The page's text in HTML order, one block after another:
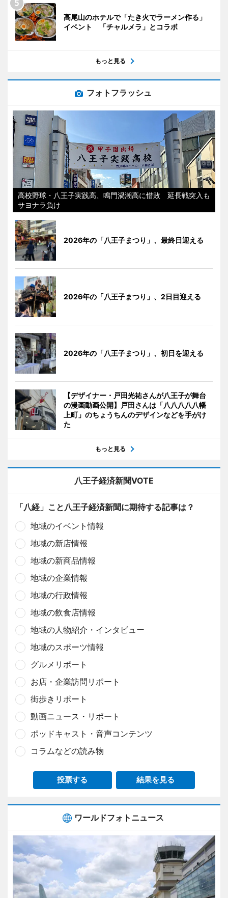
高尾山のホテルで「たき火でラーメン作る」
イベント 「チャルメラ」とコラボ
もっと見る
フォトフラッシュ
高校野球・八王子実践高、鳴門渦潮高に惜敗 延長戦突入も
サヨナラ負け
2026年の「八王子まつり」、最終日迎える
2026年の「八王子まつり」、2日目迎える
2026年の「八王子まつり」、初日を迎える
【デザイナー・戸田光祐さんが八王子が舞台
の漫画動画公開】戸田さんは「八八八八八幡
上町」のちょうちんのデザインなどを手がけ
た
もっと見る
八王子経済新聞VOTE
「八経」こと八王子経済新聞に期待する記事は？
地域のイベント情報
地域の新店情報
地域の新商品情報
地域の企業情報
地域の行政情報
地域の飲食店情報
地域の人物紹介・インタビュー
地域のスポーツ情報
グルメリポート
お店・企業訪問リポート
街歩きリポート
動画ニュース・リポート
ポッドキャスト・音声コンテンツ
コラムなどの読み物
投票する 結果を見る
ワールドフォトニュース